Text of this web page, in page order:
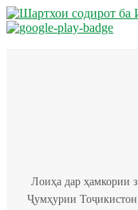
Лоиҳа дар ҳамкории
Ҷумҳурии